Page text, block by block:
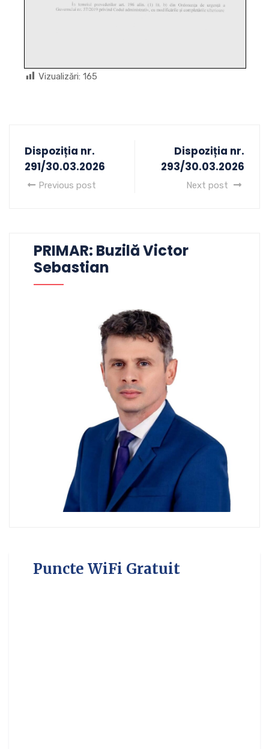
Vizualizări: 165
Dispoziția nr.
291/30.03.2026
Previous post
Dispoziția nr.
293/30.03.2026
Next post
PRIMAR: Buzilă Victor
Sebastian
Puncte WiFi Gratuit